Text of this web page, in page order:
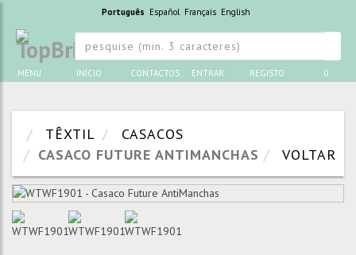
Português Español Français English
MENU INÍCIO CONTACTOS ENTRAR REGISTO 0
TÊXTIL
CASACOS
CASACO FUTURE ANTIMANCHAS
VOLTAR